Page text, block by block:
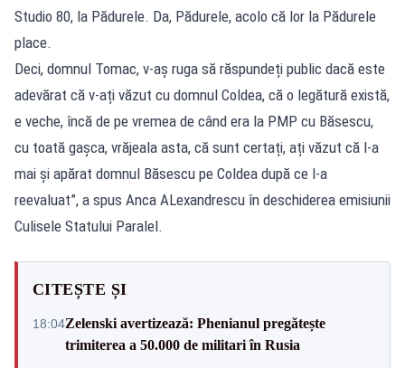
Studio 80, la Pădurele. Da, Pădurele, acolo că lor la Pădurele
place.
Deci, domnul Tomac, v-aș ruga să răspundeți public dacă este
adevărat că v-ați văzut cu domnul Coldea, că o legătură există,
e veche, încă de pe vremea de când era la PMP cu Băsescu,
cu toată gașca, vrăjeala asta, că sunt certați, ați văzut că l-a
mai și apărat domnul Băsescu pe Coldea după ce l-a
reevaluat”, a spus Anca ALexandrescu în deschiderea emisiunii
Culisele Statului Paralel.
CITEȘTE ȘI
18:04Zelenski avertizează: Phenianul pregătește
trimiterea a 50.000 de militari în Rusia